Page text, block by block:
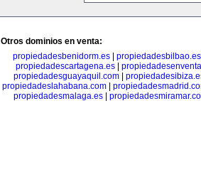
Otros dominios en venta:
propiedadesbenidorm.es
propiedadesbilbao.es
propiedadescartagena.es|
propiedadesguayaquil.com
propiedadeslahabana.com|
propiedadesmalaga.es|